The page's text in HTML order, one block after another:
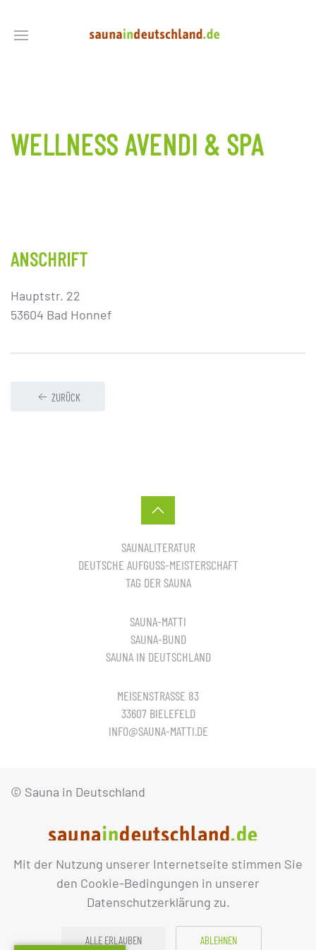
Mit der Nutzung unserer Internetseite stimmen Sie
den Cookie-Bedingungen in unserer
Datenschutzerklärung zu.
ALLE ERLAUBEN ABLEHNEN
WELLNESS AVENDI & SPA
ANSCHRIFT
Hauptstr. 22
53604 Bad Honnef
ZURÜCK
SAUNALITERATUR
DEUTSCHE AUFGUSS-MEISTERSCHAFT
TAG DER SAUNA
SAUNA-MATTI
SAUNA-BUND
SAUNA IN DEUTSCHLAND
MEISENSTRASSE 83
33607 BIELEFELD
INFO@SAUNA-MATTI.DE
© Sauna in Deutschland
IMPRESSUM DATENSCHUTZ